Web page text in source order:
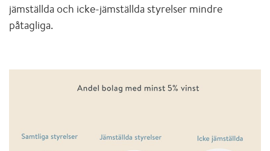
jämställda och icke-jämställda styrelser mindre
påtagliga.